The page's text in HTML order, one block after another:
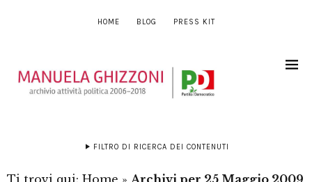
HOME BLOG PRESS KIT
FILTRO DI RICERCA DEI CONTENUTI